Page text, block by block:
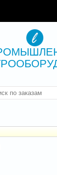
ключевые